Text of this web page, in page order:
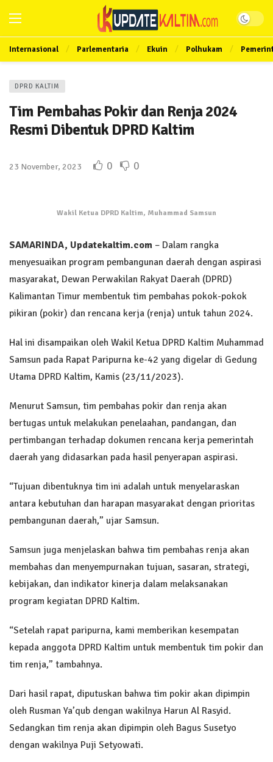
Internasional Parlementaria Ekuin Polhukam
DPRD KALTIM
Tim Pembahas Pokir dan Renja 2024
Resmi Dibentuk DPRD Kaltim
23 November, 2023 0 0
Wakil Ketua DPRD Kaltim, Muhammad Samsun
SAMARINDA, Updatekaltim.com – Dalam rangka
menyesuaikan program pembangunan daerah dengan aspirasi
masyarakat, Dewan Perwakilan Rakyat Daerah (DPRD)
Kalimantan Timur membentuk tim pembahas pokok-pokok
pikiran (pokir) dan rencana kerja (renja) untuk tahun 2024.
Hal ini disampaikan oleh Wakil Ketua DPRD Kaltim Muhammad
Samsun pada Rapat Paripurna ke-42 yang digelar di Gedung
Utama DPRD Kaltim, Kamis (23/11/2023).
Menurut Samsun, tim pembahas pokir dan renja akan
bertugas untuk melakukan penelaahan, pandangan, dan
pertimbangan terhadap dokumen rencana kerja pemerintah
daerah yang didasarkan pada hasil penyerapan aspirasi.
“Tujuan dibentuknya tim ini adalah untuk menyelaraskan
antara kebutuhan dan harapan masyarakat dengan prioritas
pembangunan daerah,” ujar Samsun.
Samsun juga menjelaskan bahwa tim pembahas renja akan
membahas dan menyempurnakan tujuan, sasaran, strategi,
kebijakan, dan indikator kinerja dalam melaksanakan
program kegiatan DPRD Kaltim.
“Setelah rapat paripurna, kami memberikan kesempatan
kepada anggota DPRD Kaltim untuk membentuk tim pokir dan
tim renja,” tambahnya.
Dari hasil rapat, diputuskan bahwa tim pokir akan dipimpin
oleh Rusman Ya’qub dengan wakilnya Harun Al Rasyid.
Sedangkan tim renja akan dipimpin oleh Bagus Susetyo
dengan wakilnya Puji Setyowati.